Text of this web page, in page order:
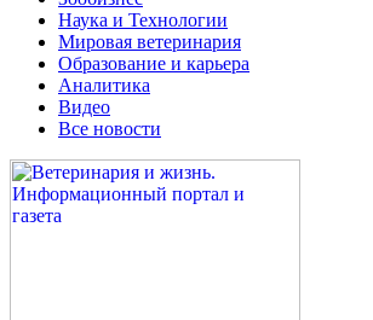
Наука и Технологии
Мировая ветеринария
Образование и карьера
Аналитика
Видео
Все новости